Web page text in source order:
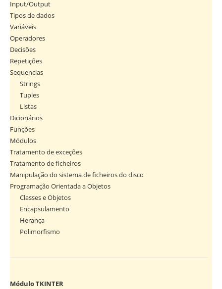
Input/Output
Tipos de dados
Variáveis
Operadores
Decisões
Repetições
Sequencias
Strings
Tuples
Listas
Dicionários
Funções
Módulos
Tratamento de exceções
Tratamento de ficheiros
Manipulação do sistema de ficheiros do disco
Programação Orientada a Objetos
Classes e Objetos
Encapsulamento
Herança
Polimorfismo
Módulo TKINTER